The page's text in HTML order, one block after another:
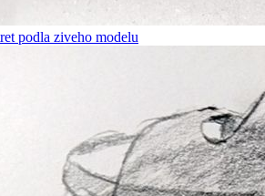
podla ziveho modelu